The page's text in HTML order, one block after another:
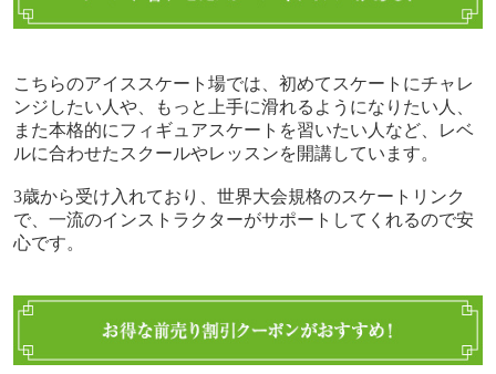
こちらのアイススケート場では、初めてスケートにチャレ
ンジしたい人や、もっと上手に滑れるようになりたい人、
また本格的にフィギュアスケートを習いたい人など、レベ
ルに合わせたスクールやレッスンを開講しています。
3歳から受け入れており、世界大会規格のスケートリンク
で、一流のインストラクターがサポートしてくれるので安
心です。